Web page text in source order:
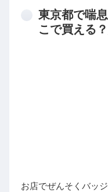
東京都で喘
こで買える
お店でぜんそくバッ